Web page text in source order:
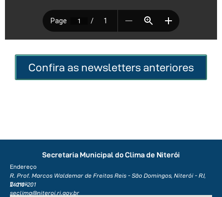
Confira as newsletters anteriores
Secretaria Municipal do Clima de Niterói
Endereço
R. Prof. Marcos Waldemar de Freitas Reis - São Domingos, Niterói - RJ,
24210-201
E-mail
seclima@niteroi.rj.gov.br